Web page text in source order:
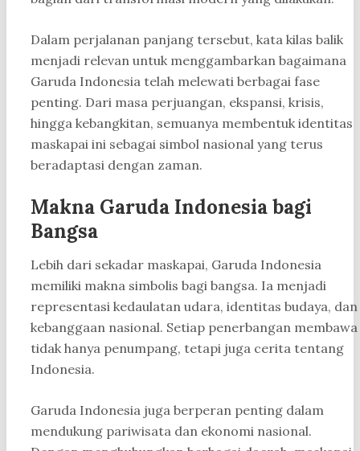
Dalam perjalanan panjang tersebut, kata kilas balik
menjadi relevan untuk menggambarkan bagaimana
Garuda Indonesia telah melewati berbagai fase
penting. Dari masa perjuangan, ekspansi, krisis,
hingga kebangkitan, semuanya membentuk identitas
maskapai ini sebagai simbol nasional yang terus
beradaptasi dengan zaman.
Makna Garuda Indonesia bagi
Bangsa
Lebih dari sekadar maskapai, Garuda Indonesia
memiliki makna simbolis bagi bangsa. Ia menjadi
representasi kedaulatan udara, identitas budaya, dan
kebanggaan nasional. Setiap penerbangan membawa
tidak hanya penumpang, tetapi juga cerita tentang
Indonesia.
Garuda Indonesia juga berperan penting dalam
mendukung pariwisata dan ekonomi nasional.